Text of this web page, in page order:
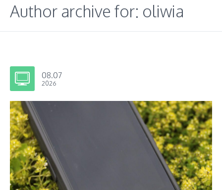
Author archive for: oliwia
08.07
2026